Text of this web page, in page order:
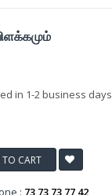
in 1-2 business days
CART
: 73 73 73 77 42